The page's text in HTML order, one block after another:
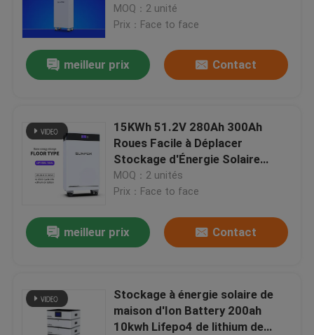
le stockage domestique
MOQ：2 unité
Prix：Face to face
meilleur prix Contact
15KWh 51.2V 280Ah 300Ah
Roues Facile à Déplacer
Stockage d'Énergie Solaire
Domestique 15KWh 300Ah
Batteries Lithium-Ion LiFePO4
MOQ：2 unités
Prix：Face to face
meilleur prix Contact
Stockage à énergie solaire de
maison d'Ion Battery 200ah
10kwh Lifepo4 de lithium de